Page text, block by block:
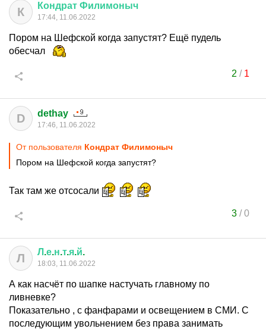
К Кондрат Филимоныч
17:44, 11.06.2022
Пором на Шефской когда запустят? Ещё пудель
обесчал
2 / 1
D dethay
17:46, 11.06.2022
От пользователя Кондрат Филимоныч
Пором на Шефской когда запустят?
Так там же отсосали
3/0
Л Л .е.н.т.я.й.
18:03, 11.06.2022
А как насчёт по шапке настучать главному по
ливневке?
Показательно , с фанфарами и освещением в СМИ. С
последующим увольнением без права занимать